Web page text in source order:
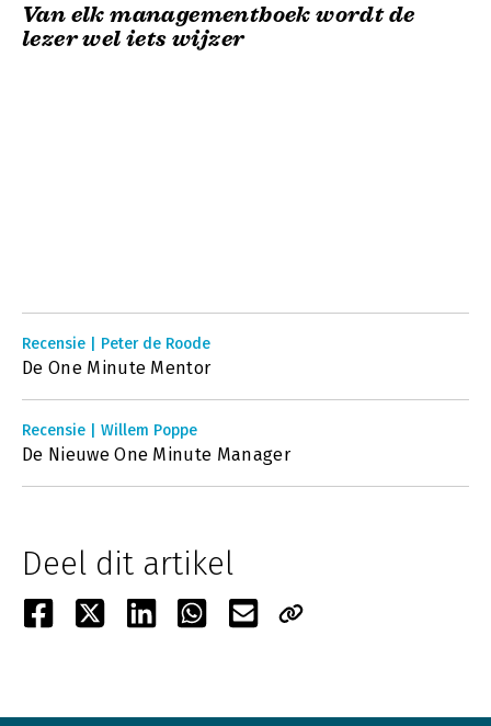
Van elk managementboek wordt de
lezer wel iets wijzer
Recensie | Peter de Roode
De One Minute Mentor
Recensie | Willem Poppe
De Nieuwe One Minute Manager
Deel dit artikel